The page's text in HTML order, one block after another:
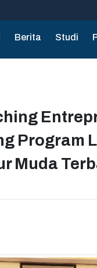
Berita Studi
Program
Muda